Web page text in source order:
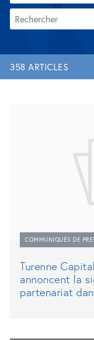
358 ARTICLES
COMMUNIQUÉS DE
Turenne
annoncent la
partenariat